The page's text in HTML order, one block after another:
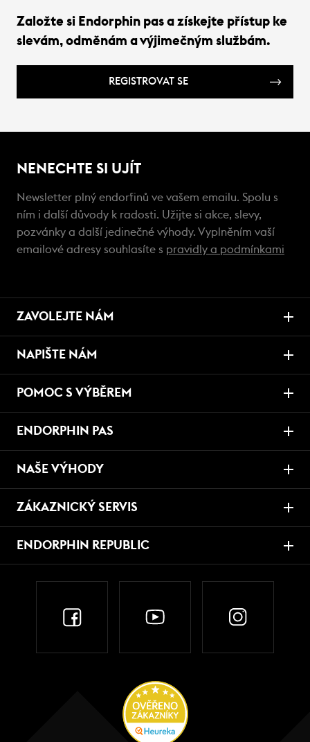
Založte si Endorphin pas a získejte přístup ke
slevám, odměnám a výjimečným službám.
REGISTROVAT SE
NENECHTE SI UJÍT
Newsletter plný endorfinů ve vašem emailu. Spolu s
ním i další důvody k radosti. Užijte si akce, slevy,
pozvánky a další jedinečné výhody. Vyplněním vaší
emailové adresy souhlasíte s pravidly a podmínkami
ZAVOLEJTE NÁM
NAPIŠTE NÁM
POMOC S VÝBĚREM
ENDORPHIN PAS
NAŠE VÝHODY
ZÁKAZNICKÝ SERVIS
ENDORPHIN REPUBLIC